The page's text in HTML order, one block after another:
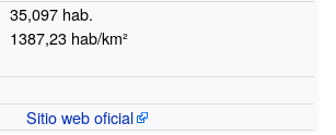
35,097 hab.
1387,23 hab/km²
Sitio web oficial